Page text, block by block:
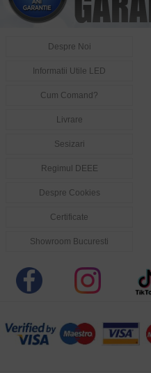
Despre Noi
Informatii Utile LED
Cum Comand?
Livrare
Sesizari
Regimul DEEE
Despre Cookies
Certificate
Showroom Bucuresti